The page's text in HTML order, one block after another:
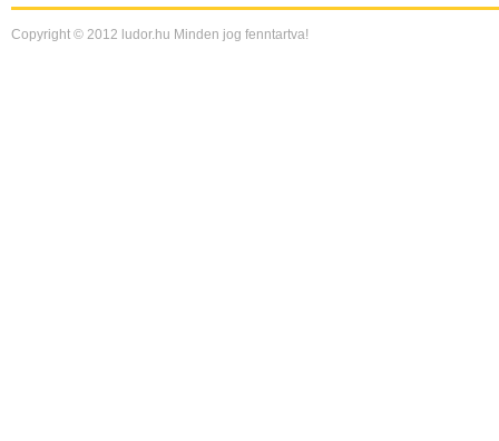
Copyright © 2012 ludor.hu Minden jog fenntartva!